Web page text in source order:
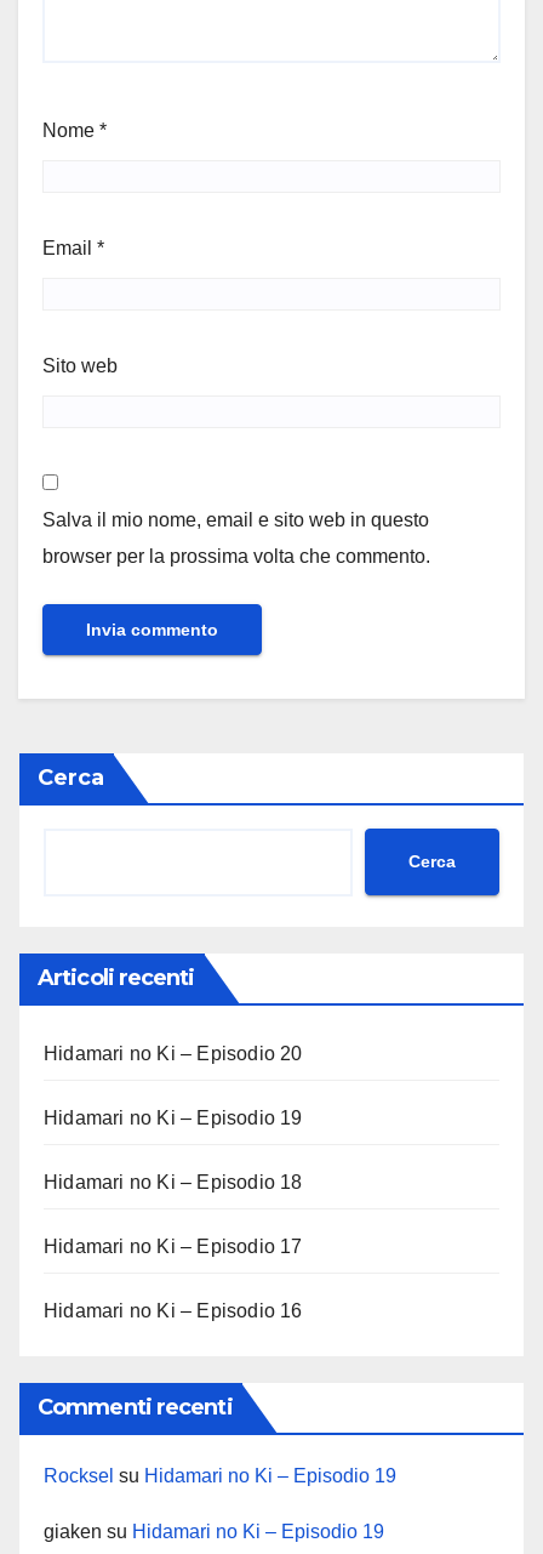
Nome *
Email *
Sito web
Salva il mio nome, email e sito web in questo
browser per la prossima volta che commento.
Cerca
Cerca
Articoli recenti
Hidamari no Ki – Episodio 20
Hidamari no Ki – Episodio 19
Hidamari no Ki – Episodio 18
Hidamari no Ki – Episodio 17
Hidamari no Ki – Episodio 16
Commenti recenti
Rocksel su Hidamari no Ki – Episodio 19
giaken su Hidamari no Ki – Episodio 19